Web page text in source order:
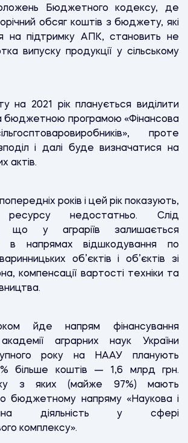
Бюджетного кодексу, де
обсяг коштів з бюджету, які
на підтримку АПК, становить не
випуску продукції у сільському
на 2021 рік планується виділити
бюджетною програмою «Фінансова
проте
і далі буде визначатися на
актів.
років і цей рік показують,
недостатньо. Слід
що у аграріїв залишається
в напрямах відшкодування по
об’єктів і об’єктів зі
компенсації вартості техніки та
йде напрям фінансування
академії аграрних наук України
року на НААУ планують
більше коштів — 1,6 млрд грн.
з яких (майже 97%) мають
бюджетному напряму «Наукова і
діяльність у сфері
комплексу».